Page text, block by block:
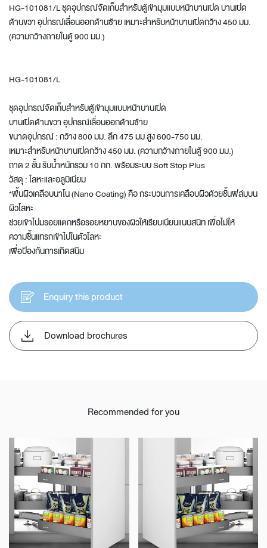
HG-101081/L ชุดอุปกรณ์จัดเก็บสำหรับตู้เข้ามุมแบบหน้าบานเปิด บานเปิด
ด้านขวา อุปกรณ์เลื่อนออกด้านซ้าย เหมาะสำหรับหน้าบานเปิดกว้าง 450 มม.
(ความกว้างภายในตู้ 900 มม.)
HG-101081/L
ชุดอุปกรณ์จัดเก็บสำหรับตู้เข้ามุมแบบหน้าบานเปิด
บานเปิดด้านขวา อุปกรณ์เลื่อนออกด้านซ้าย
ขนาดอุปกรณ์ : กว้าง 800 มม. ลึก 475 มม สูง 600-750 มม.
เหมาะสำหรับหน้าบานเปิดกว้าง 450 มม. (ความกว้างภายในตู้ 900 มม.)
ถาด 2 ชั้น รับน้ำหนักรวม 10 กก. พร้อมระบบ Soft Stop Plus
วัสดุ : โลหะและอลูมิเนียม
*พื้นผิวเคลือบนาโน (Nano Coating) คือ กระบวนการเคลือบผิวด้วยชั้นฟิล์มบน
ผิวโลหะ
ช่วยเข้าไปมรอยแตกหรือรอยหยาบของผิวให้เรียบเนียนแนบสนิท เพื่อไม่ให้
ความชื้นแทรกเข้าไปในตัวโลหะ
เพื่อป้องกันการเกิดสนิม
Enquiry this product
Download brochures
Recommended for you